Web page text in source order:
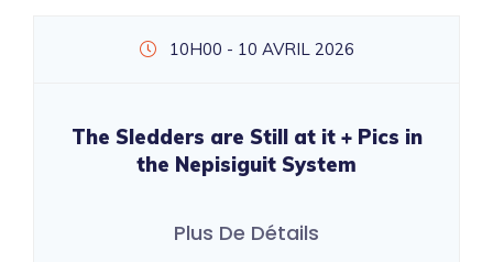
10H00 - 10 AVRIL 2026
The Sledders are Still at it + Pics in
the Nepisiguit System
Plus De Détails